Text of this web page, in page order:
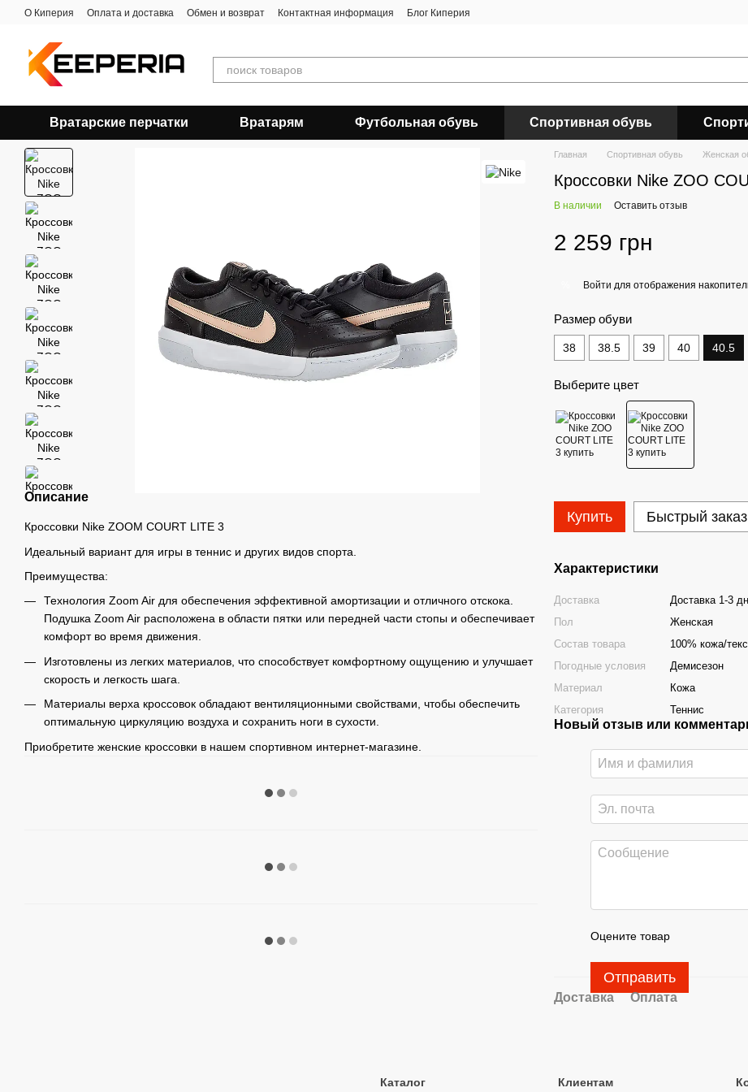
Перейти к основному контенту
О Киперия Оплата и доставка Обмен и возврат Контактная информация Блог Киперия
Вратарские перчатки Вратарям Футбольная обувь Спортивная обувь
Описание
Кроссовки Nike ZOOM COURT LITE 3
Идеальный вариант для игры в теннис и других видов спорта.
Преимущества:
Технология Zoom Air для обеспечения эффективной амортизации и отличного отскока.
Подушка Zoom Air расположена в области пятки или передней части стопы и обеспечивает
комфорт во время движения.
Изготовлены из легких материалов, что способствует комфортному ощущению и улучшает
скорость и легкость шага.
Материалы верха кроссовок обладают вентиляционными свойствами, чтобы обеспечить
оптимальную циркуляцию воздуха и сохранить ноги в сухости.
Приобретите женские кроссовки в нашем спортивном интернет-магазине.
Главная Спортивная обувь Женская
Кроссовки Nike ZOO
В наличии Оставить отзыв
2 259 грн
Войти для отображения
Размер обуви
38 38.5 39 40 40.5
Выберите цвет
Купить Быстрый заказ
Характеристики
Доставка
Доставка 1-3
Пол
Женская
Состав товара
100% кожа/
Погодные условия
Демисезон
Материал
Кожа
Категория
Теннис
Новый отзыв или
Оцените товар
Отправить
Доставка Оплата
Каталог Клиентам